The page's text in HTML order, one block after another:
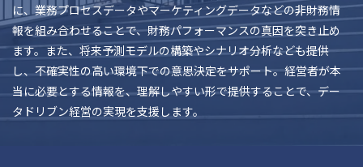
に、業務プロセスデータやマーケティングデータなどの非財務情
報を組み合わせることで、財務パフォーマンスの真因を突き止め
ます。また、将来予測モデルの構築やシナリオ分析なども提供
し、不確実性の高い環境下での意思決定をサポート。経営者が本
当に必要とする情報を、理解しやすい形で提供することで、デー
タドリブン経営の実現を支援します。